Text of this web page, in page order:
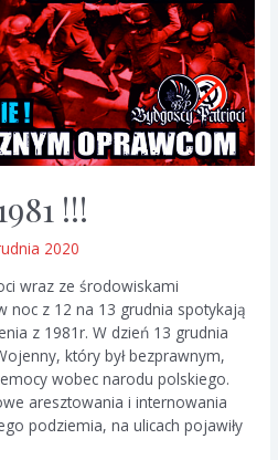
!!!
2020
wraz ze środowiskami
noc z 12 na 13 grudnia spotykają
z 1981r. W dzień 13 grudnia
który był bezprawnym,
wobec narodu polskiego.
aresztowania i internowania
podziemia, na ulicach pojawiły